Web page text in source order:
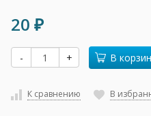
20 ₽
- + В
К сравнению В